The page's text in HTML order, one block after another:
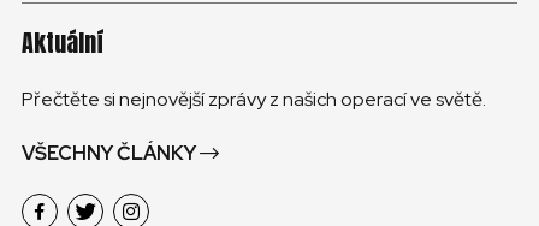
Aktuální
Přečtěte si nejnovější zprávy z našich operací ve světě.
VŠECHNY ČLÁNKY